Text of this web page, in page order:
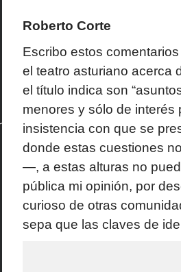
Roberto Corte
Escribo estos
el teatro asturiano acerca
el título indica son
menores y sólo de interés
insistencia con que se
donde estas cuestiones
—, a estas alturas no
pública mi opinión, por
curioso de otras
sepa que las claves de